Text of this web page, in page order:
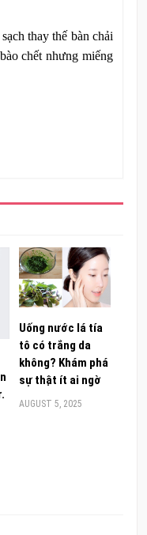
thay thế bàn chải
chết nhưng miếng
Uống nước lá tía
tô có trắng da
không? Khám phá
sự thật ít ai ngờ
AUGUST 5, 2025